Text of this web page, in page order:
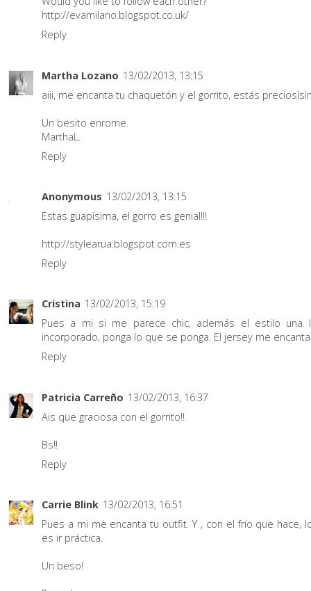
http://evamilano.blogspot.co.uk/
Reply
Martha Lozano 13/02/2013, 13:15
aiii, me encanta tu chaquetón y el gorrito, estás
Un besito enrome.
MarthaL.
Reply
Anonymous 13/02/2013, 13:15
Estas guapísima, el gorro es genial!!!
http://stylearua.blogspot.com.es
Reply
Cristina 13/02/2013, 15:19
Pues a mi si me parece chic, además el estilo una
incorporado, ponga lo que se ponga. El jersey me
Reply
Patricia Carreño 13/02/2013, 16:37
Ais que graciosa con el gorrito!!
Bs!!
Reply
Carrie Blink 13/02/2013, 16:51
Pues a mi me encanta tu outfit. Y , con el frío que hace,
es ir práctica.
Un beso!